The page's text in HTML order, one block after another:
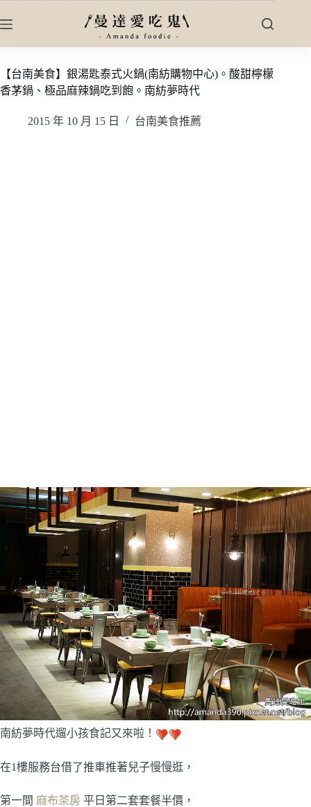
至
內
容
【台南美食】銀湯匙泰式火鍋(南紡購物中心)。酸甜檸檬
香茅鍋、極品麻辣鍋吃到飽。南紡夢時代
2015 年 10 月 15 日 台南美食推薦
南紡夢時代遛小孩食記又來啦！
在1樓服務台借了推車推著兒子慢慢逛，
第一間 麻布茶房 平日第二套套餐半價，